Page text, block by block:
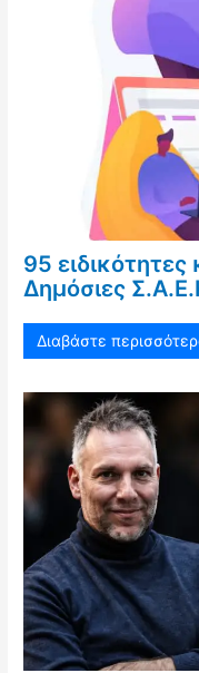
95
Δημόσιες
Διαβάστε